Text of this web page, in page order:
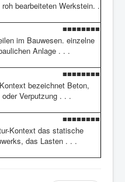
bearbeiteten Werkstein. .
■■■■■■■■
im Bauwesen. einzelne
Anlage . . .
■■■■■■■■
bezeichnet Beton,
Verputzung . . .
■■■■■■■■
Kontext das statische
das Lasten . . .